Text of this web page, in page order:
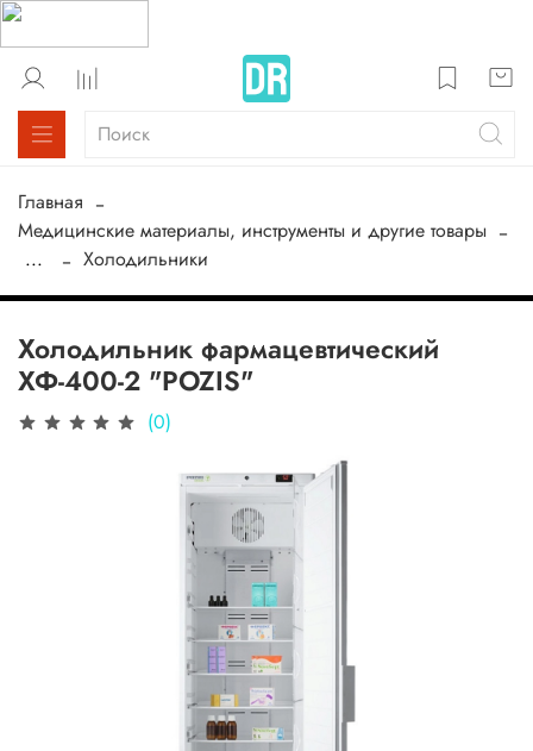
Главная
Медицинские материалы, инструменты и другие товары
...
Холодильники
Холодильник фармацевтический
ХФ-400-2 "POZIS"
(0)